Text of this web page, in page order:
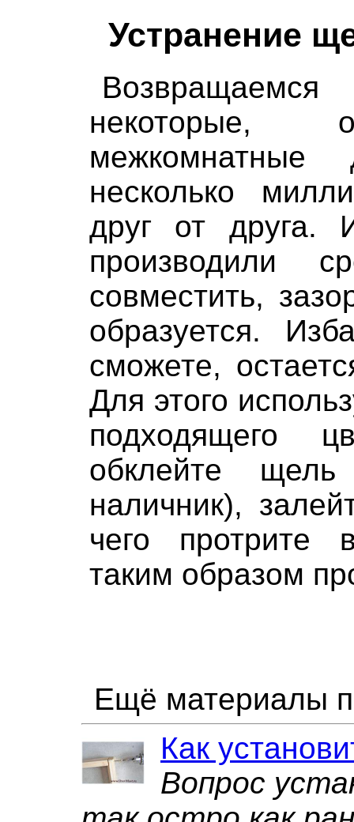
Устранение
некоторые,
несколько
друг от
производили
совместить,
образуется.
сможете,
Для этого
подходящего
обклейте
наличник),
чего протрите
таким образом
Ещё материалы
Как
Вопрос